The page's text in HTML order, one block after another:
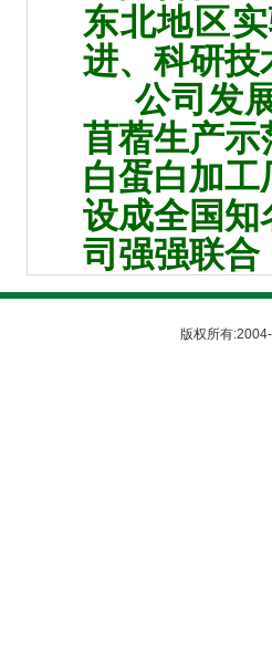
东北地区
进、科研技
公司发
苜蓿生产示
白蛋白加
设成全国知
司强强联合
版权所有